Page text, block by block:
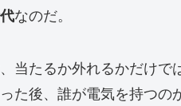
なのだ。
当たるか外れるかだけで
た後、誰が電気を持つの